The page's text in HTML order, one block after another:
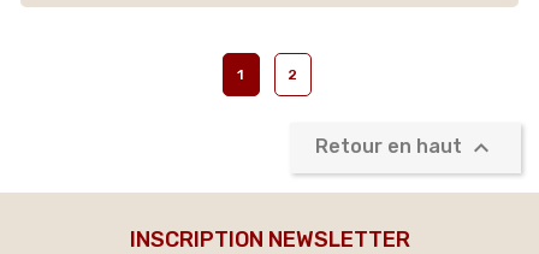
1 2
Retour en haut 
INSCRIPTION NEWSLETTER